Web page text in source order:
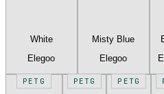
White
Elegoo
Misty Blue
Elegoo
PETG PETG PETG